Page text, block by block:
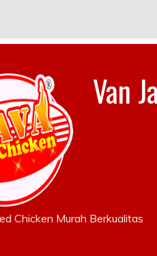
Van
Chicken Murah Berkualitas